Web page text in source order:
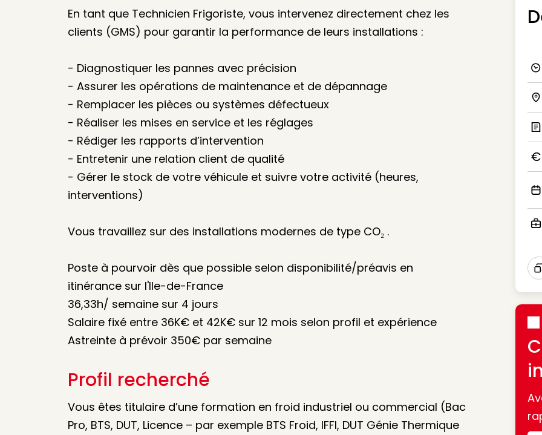
En tant que Technicien Frigoriste, vous intervenez directement chez les
clients (GMS) pour garantir la performance de leurs installations :
- Diagnostiquer les pannes avec précision
- Assurer les opérations de maintenance et de dépannage
- Remplacer les pièces ou systèmes défectueux
- Réaliser les mises en service et les réglages
- Rédiger les rapports d’intervention
- Entretenir une relation client de qualité
- Gérer le stock de votre véhicule et suivre votre activité (heures,
interventions)
Vous travaillez sur des installations modernes de type CO₂ .
Poste à pourvoir dès que possible selon disponibilité/préavis en
itinérance sur l'Ile-de-France
36,33h/ semaine sur 4 jours
Salaire fixé entre 36K€ et 42K€ sur 12 mois selon profil et expérience
Astreinte à prévoir 350€ par semaine
Profil recherché
Vous êtes titulaire d’une formation en froid industriel ou commercial (Bac
Pro, BTS, DUT, Licence – par exemple BTS Froid, IFFI, DUT Génie Thermique